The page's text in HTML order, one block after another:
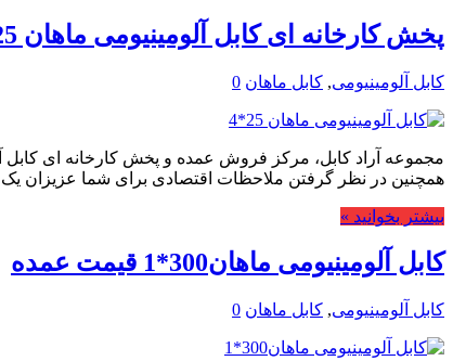
پخش کارخانه ای کابل آلومینیومی ماهان 25*4
کابل آلومینیومی, کابل ماهان 0
همچنین در نظر گرفتن ملاحظات اقتصادی برای شما عزیزان
بیشتر بخوانید »
کابل آلومینیومی ماهان300*1 قیمت عمده
کابل آلومینیومی, کابل ماهان 0